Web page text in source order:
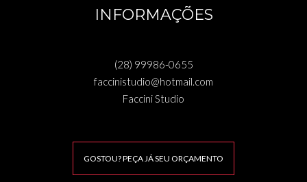
INFORMAÇÕES
(28) 99986-0655
faccinistudio@hotmail.com
Faccini Studio
GOSTOU? PEÇA JÁ SEU ORÇAMENTO